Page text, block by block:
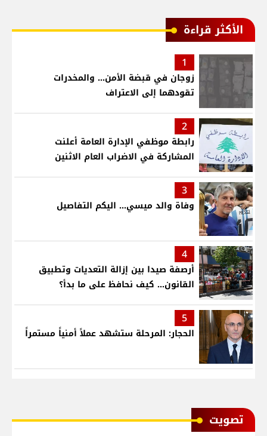
الأكثر قراءة
1
زوجان في قبضة الأمن... والمخدرات
تقودهما إلى الاعتراف
2
رابطة موظفي الإدارة العامة أعلنت
المشاركة في الاضراب العام الاثنين
3
وفاة والد ميسي... اليكم التفاصيل
4
أرصفة صيدا بين إزالة التعديات وتطبيق
القانون... كيف نحافظ على ما بدأ؟
5
الحجار: المرحلة ستشهد عملاً أمنياً مستمراً
ﺗﺼﻮﻳﺖ